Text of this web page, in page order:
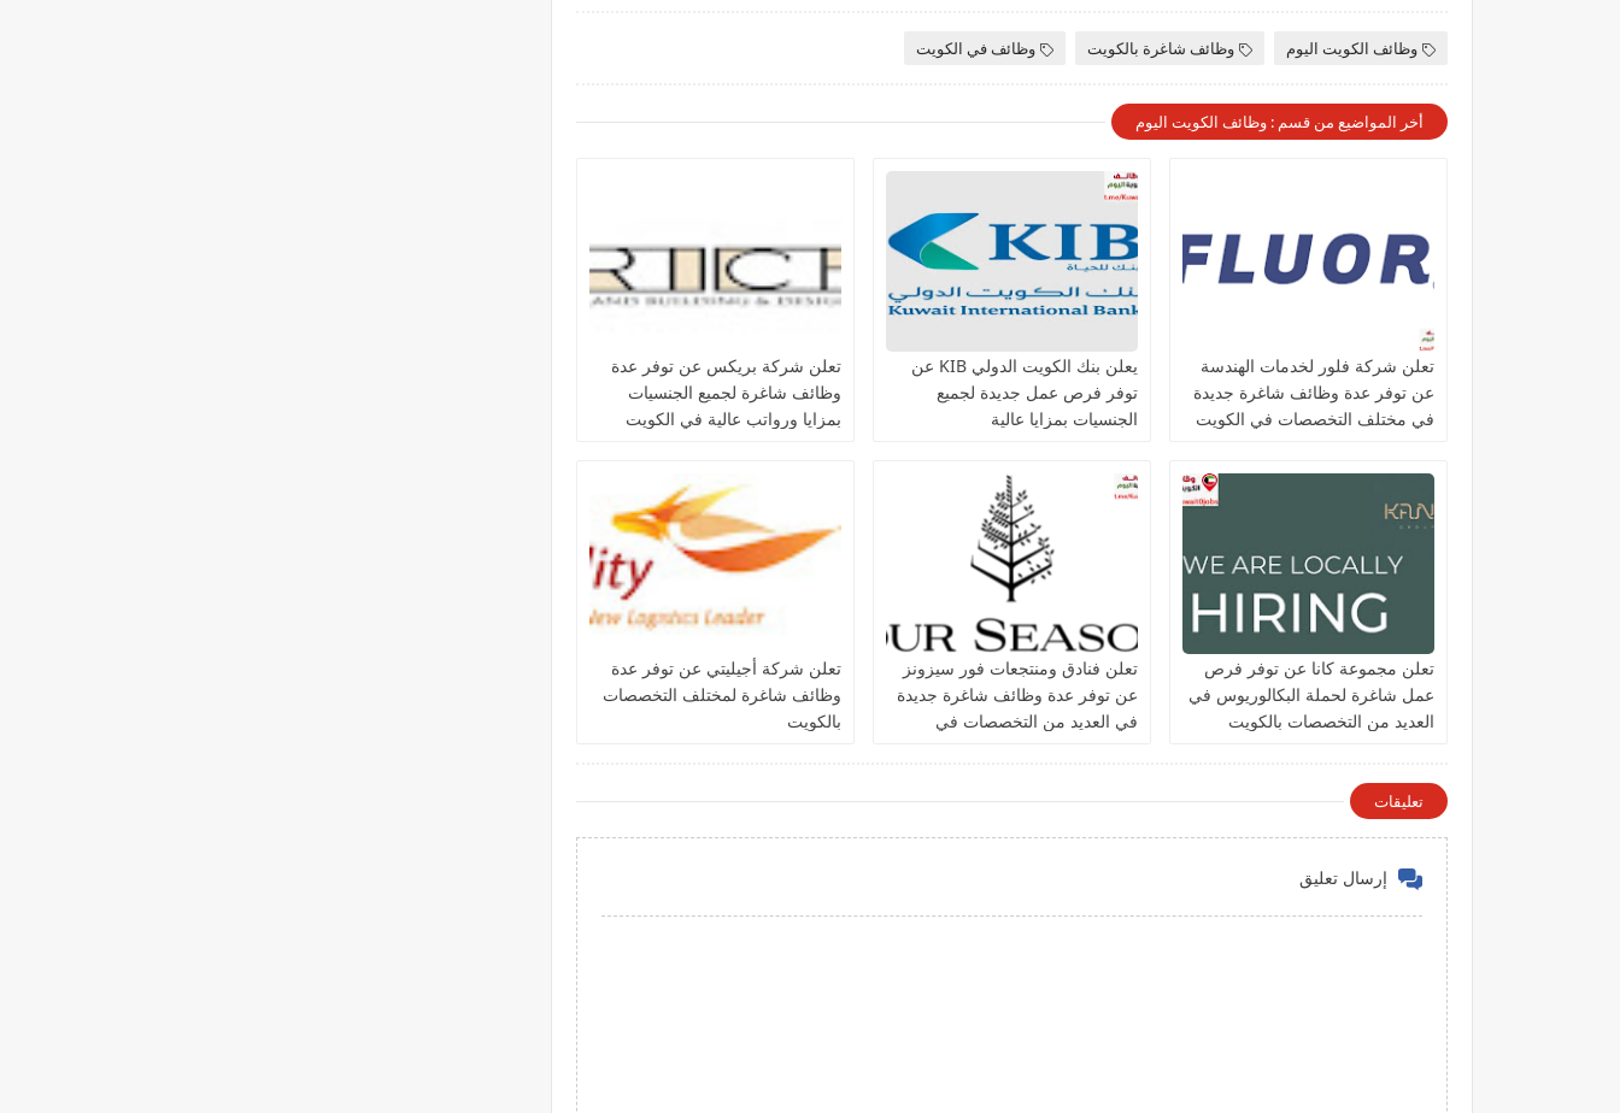
وظائف الكويت اليوم وظائف شاغرة بالكويت وظائف في الكويت
أخر المواضيع من قسم : وظائف الكويت اليوم
تعلن شركة فلور لخدمات الهندسة
عن توفر عدة وظائف شاغرة جديدة
في مختلف التخصصات في الكويت
يعلن بنك الكويت الدولي KIB عن
توفر فرص عمل جديدة لجميع
الجنسيات بمزايا عالية
تعلن شركة بريكس عن توفر عدة
وظائف شاغرة لجميع الجنسيات
بمزايا ورواتب عالية في الكويت
تعلن مجموعة كانا عن توفر فرص
عمل شاغرة لحملة البكالوريوس في
العديد من التخصصات بالكويت
تعلن فنادق ومنتجعات فور سيزونز‏
عن توفر عدة وظائف شاغرة جديدة
في العديد من التخصصات في
تعلن شركة أجيليتي عن توفر عدة
وظائف شاغرة لمختلف التخصصات
بالكويت
تعليقات
إرسال تعليق